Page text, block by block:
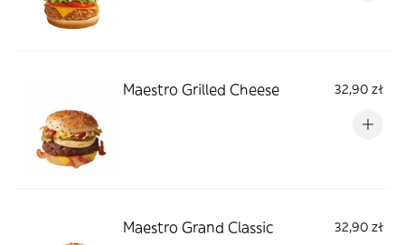
Maestro Grilled Cheese 32,90 zł
Maestro Grand Classic 32,90 zł